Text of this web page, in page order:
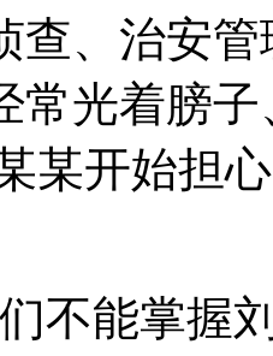
查、治安
常光着膀
某开始担
能掌握刘